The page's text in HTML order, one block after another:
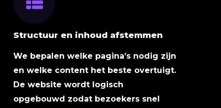
Structuur en inhoud afstemmen
We bepalen welke pagina’s nodig zijn
en welke content het beste overtuigt.
De website wordt logisch
opgebouwd zodat bezoekers snel